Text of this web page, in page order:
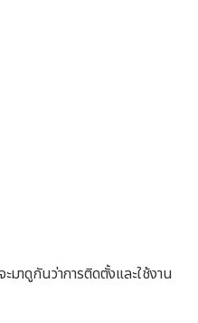
มาดูกันว่าการติดตั้งและใช้งาน